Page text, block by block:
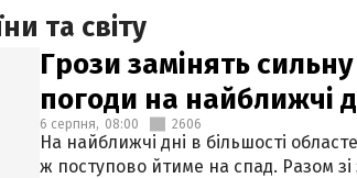
та світу
Грози замінять
погоди на найближчі
6 серпня, 08:00 2606
На найближчі дні в більшості
ж поступово йтиме на спад. Разом